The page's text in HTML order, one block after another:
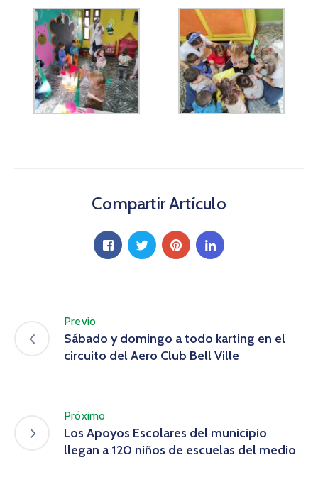
Compartir Artículo
Previo
Sábado y domingo a todo karting en el
circuito del Aero Club Bell Ville
Próximo
Los Apoyos Escolares del municipio
llegan a 120 niños de escuelas del medio